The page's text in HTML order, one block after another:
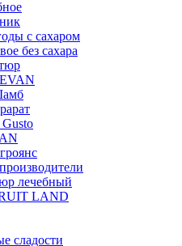
с сахаром
без сахара
лечебный
LAND
сладости